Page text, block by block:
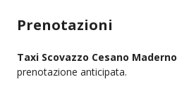
Prenotazioni
Taxi Scovazzo Cesano Maderno
prenotazione anticipata.